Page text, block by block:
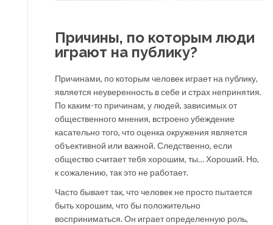
Причины, по которым люди
играют на публику?
Причинами, по которым человек играет на публику,
является неуверенность в себе и страх непринятия.
По каким-то причинам, у людей, зависимых от
общественного мнения, встроено убеждение
касательно того, что оценка окружения является
объективной или важной. Следственно, если
общество считает тебя хорошим, ты… Хороший. Но,
к сожалению, так это не работает.
Часто бывает так, что человек не просто пытается
быть хорошим, что бы положительно
восприниматься. Он играет определенную роль,